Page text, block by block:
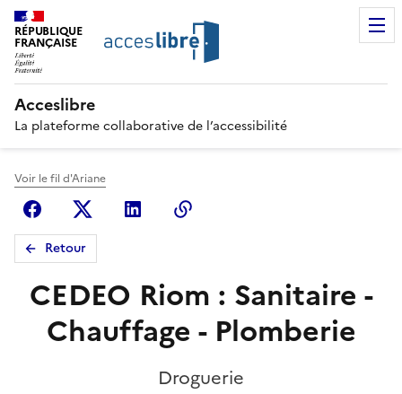
RÉPUBLIQUE
FRANÇAISE
Acceslibre
La plateforme collaborative de l’accessibilité
Voir le fil d'Ariane
FacebookX (anciennement Twitter)
Linkedin
Retour
CEDEO Riom : Sanitaire -
Chauffage - Plomberie
Droguerie